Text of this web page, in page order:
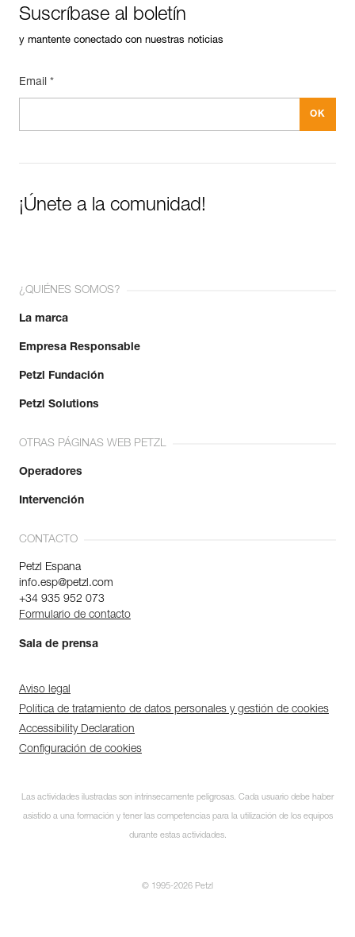
Suscríbase al boletín
y mantente conectado con nuestras noticias
Email *
¡Únete a la comunidad!
¿QUIÉNES SOMOS?
La marca
Empresa Responsable
Petzl Fundación
Petzl Solutions
OTRAS PÁGINAS WEB PETZL
Operadores
Intervención
CONTACTO
Petzl Espana
info.esp@petzl.com
+34 935 952 073
Formulario de contacto
Sala de prensa
Aviso legal
Política de tratamiento de datos personales y gestión de cookies
Accessibility Declaration
Configuración de cookies
Las actividades ilustradas son intrínsecamente peligrosas. Cada usuario debe haber
asistido a una formación y tener las competencias para la utilización de los equipos
durante estas actividades.
© 1995-2026 Petzl